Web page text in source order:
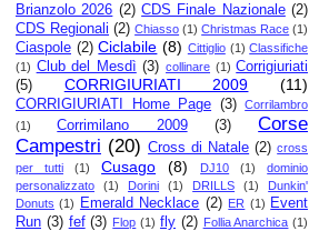
Brianzolo 2026 (2) CDS Finale Nazionale (2)
CDS Regionali (2) Chiasso (1) Christmas Race (1)
Ciaspole (2) Ciclabile (8) Cittiglio (1) Classifiche
(1) Club del Mesdì (3) collinare (1) Corrigiuriati
(5)
CORRIGIURIATI 2009 (11)
CORRIGIURIATI Home Page (3)
Corrilambro
(1)
Corrimilano 2009 (3)
Corse
Campestri (20) Cross di Natale (2) cross
per tutti
(1) Cusago (8) DJ10 (1)
dominio
personalizzato
(1) Dorini (1) DRILLS (1)
Dunkin'
Donuts (1) Emerald Necklace (2) ER (1) Event
Run (3) fef (3) Flop (1) fly (2) Follia Anarchica (1)